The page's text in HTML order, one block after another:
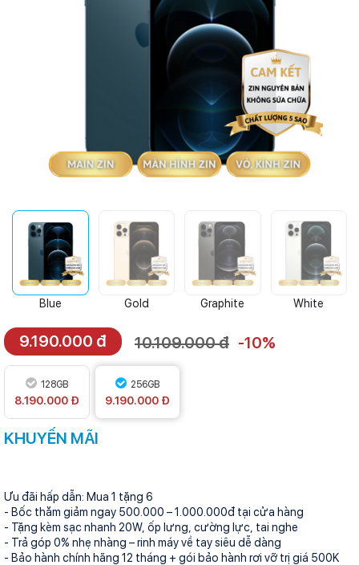
Blue Gold Graphite White
9.190.000 đ 10.109.000 đ -10%
128GB
8.190.000 Đ
256GB
9.190.000 Đ
KHUYẾN MÃI
Ưu đãi hấp dẫn: Mua 1 tặng 6
- Bốc thăm giảm ngay 500.000 – 1.000.000đ tại cửa hàng
- Tặng kèm sạc nhanh 20W, ốp lưng, cường lực, tai nghe
- Trả góp 0% nhẹ nhàng – rinh máy về tay siêu dễ dàng
- Bảo hành chính hãng 12 tháng + gói bảo hành rơi vỡ trị giá 500K